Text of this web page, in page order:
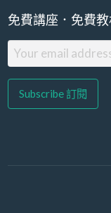
免費講座．免費